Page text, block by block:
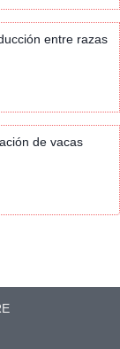
entre razas
de vacas